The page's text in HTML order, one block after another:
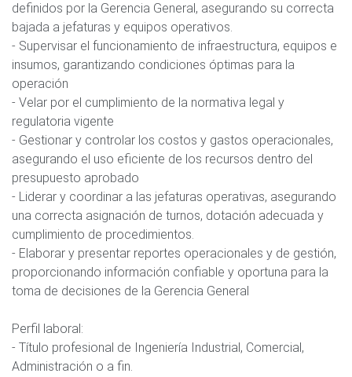
definidos por la Gerencia General, asegurando su correcta
bajada a jefaturas y equipos operativos.
- Supervisar el funcionamiento de infraestructura, equipos e
insumos, garantizando condiciones óptimas para la
operación
- Velar por el cumplimiento de la normativa legal y
regulatoria vigente
- Gestionar y controlar los costos y gastos operacionales,
asegurando el uso eficiente de los recursos dentro del
presupuesto aprobado
- Liderar y coordinar a las jefaturas operativas, asegurando
una correcta asignación de turnos, dotación adecuada y
cumplimiento de procedimientos.
- Elaborar y presentar reportes operacionales y de gestión,
proporcionando información confiable y oportuna para la
toma de decisiones de la Gerencia General
Perfil laboral:
- Título profesional de Ingeniería Industrial, Comercial,
Administración o a fin.